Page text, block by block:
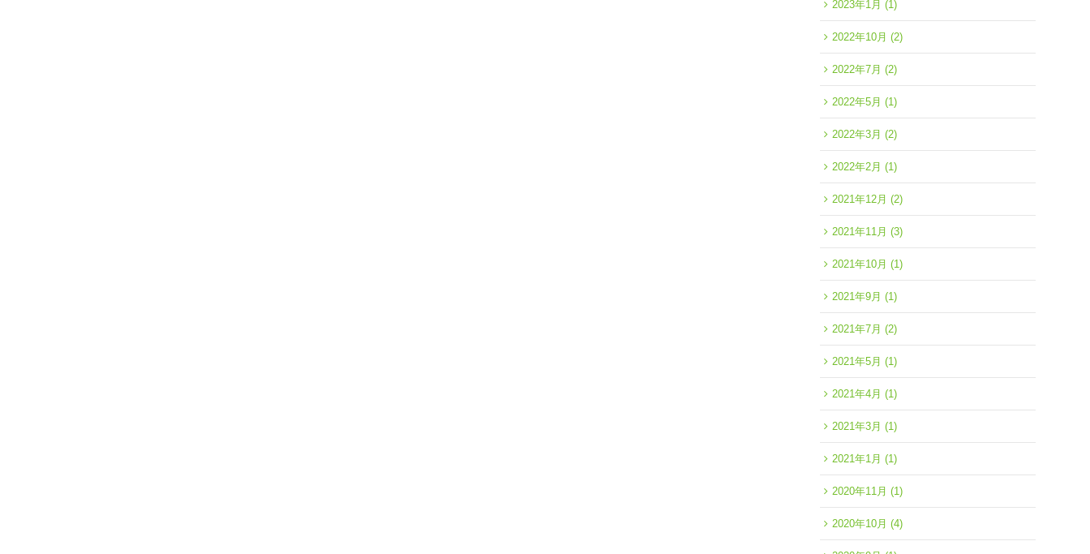
2023年1月 (1)
2022年10月 (2)
2022年7月 (2)
2022年5月 (1)
2022年3月 (2)
2022年2月 (1)
2021年12月 (2)
2021年11月 (3)
2021年10月 (1)
2021年9月 (1)
2021年7月 (2)
2021年5月 (1)
2021年4月 (1)
2021年3月 (1)
2021年1月 (1)
2020年11月 (1)
2020年10月 (4)